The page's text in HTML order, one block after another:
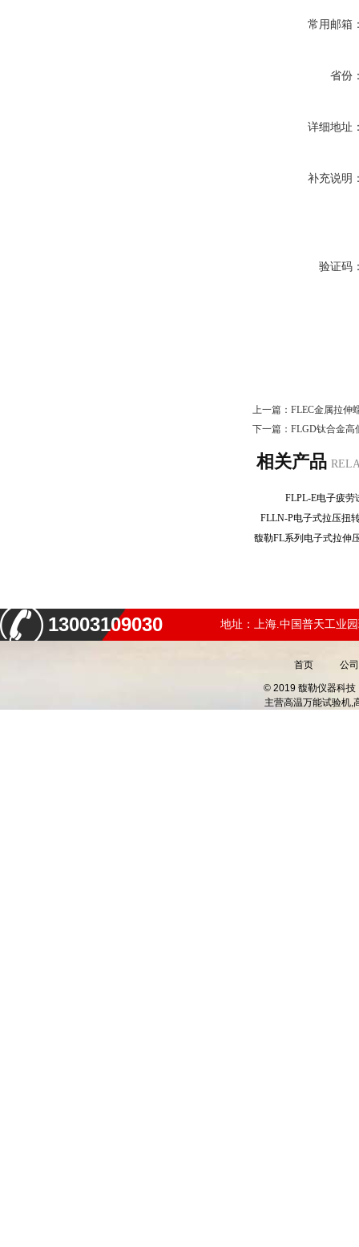
常用邮箱
省份
详细地址
补充说明
验证码
上一篇： FLEC金属拉伸
下一篇： FLGD钛合金高
相关产品
FLPL-E电子疲
FLLN-P电子式拉压
13003109030 地址：上海.中国普天工业
首页 公
© 2019 馥勒仪器科技
主营高温万能试验机,